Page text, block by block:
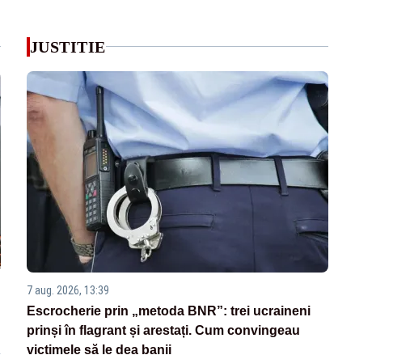
JUSTITIE
7 aug. 2026, 13:39
Escrocherie prin „metoda BNR”: trei ucraineni
prinși în flagrant și arestați. Cum convingeau
victimele să le dea banii